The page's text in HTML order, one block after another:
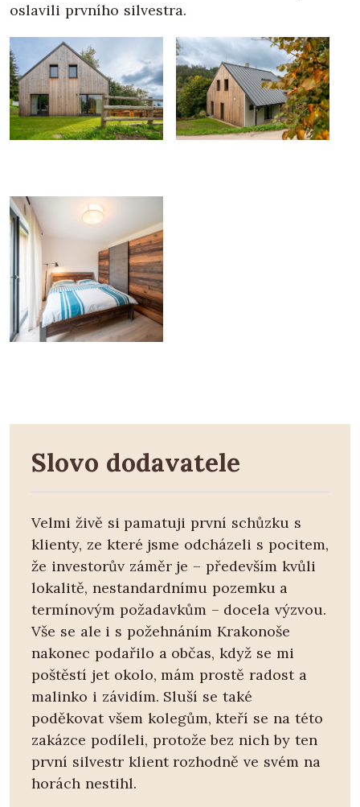
oslavili prvního silvestra.
Slovo dodavatele
Velmi živě si pamatuji první schůzku s
klienty, ze které jsme odcházeli s pocitem,
že investorův záměr je – především kvůli
lokalitě, nestandardnímu pozemku a
termínovým požadavkům – docela výzvou.
Vše se ale i s požehnáním Krakonoše
nakonec podařilo a občas, když se mi
poštěstí jet okolo, mám prostě radost a
malinko i závidím. Sluší se také
poděkovat všem kolegům, kteří se na této
zakázce podíleli, protože bez nich by ten
první silvestr klient rozhodně ve svém na
horách nestihl.